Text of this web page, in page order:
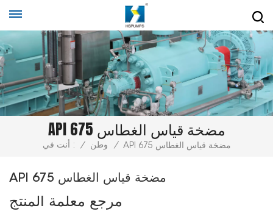
API 675 مضخة قياس الغطاس
أنت في : / وطن / API 675 مضخة قياس الغطاس
API 675 مضخة قياس الغطاس
مرجع معلمة المنتج